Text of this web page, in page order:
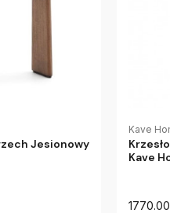
Jesionowy
Kave
Kave
1770.00